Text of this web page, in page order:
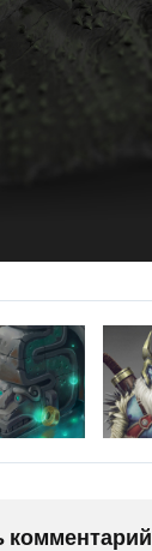
комментарий